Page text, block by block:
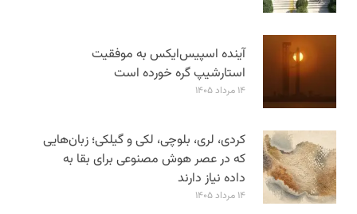
آینده اسپیس‌ایکس به موفقیت
استارشیپ گره خورده است
۱۴ مرداد ۱۴۰۵
کردی، لری، بلوچی، لکی و گیلکی؛ زبان‌هایی
که در عصر هوش مصنوعی برای بقا به
داده نیاز دارند
۱۴ مرداد ۱۴۰۵